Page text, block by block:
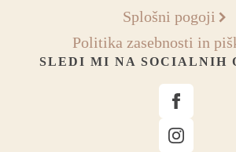
Splošni pogoji
Politika zasebnosti in
SLEDI MI NA SOCIALNIH